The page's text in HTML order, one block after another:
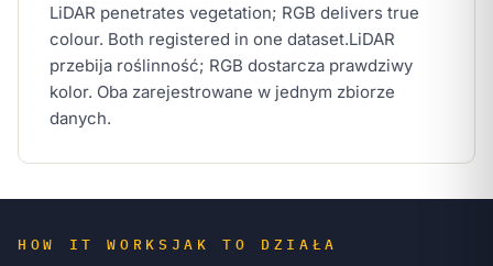
LiDAR penetrates vegetation; RGB delivers true
colour. Both registered in one dataset.LiDAR
przebija roślinność; RGB dostarcza prawdziwy
kolor. Oba zarejestrowane w jednym zbiorze
danych.
HOW IT WORKS JAK TO DZIAŁA